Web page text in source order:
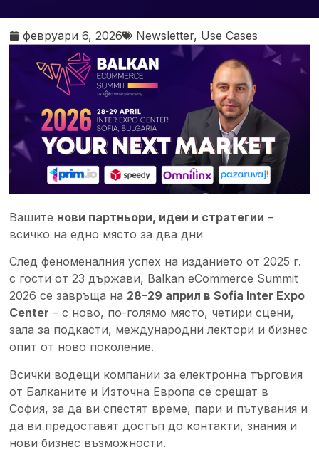
февруари 6, 2026 Newsletter, Use Cases
Вашите нови партньори, идеи и стратегии –
всичко на едно място за два дни
След феноменалния успех на изданието от 2025 г.
с гости от 23 държави, Balkan eCommerce Summit
2026 се завръща на 28–29 април в Sofia Inter Expo
Center – с ново, по-голямо място, четири сцени,
зала за подкасти, международни лектори и бизнес
опит от ново поколение.
Всички водещи компании за електронна търговия
от Балканите и Източна Европа се срещат в
София, за да ви спестят време, пари и пътувания и
да ви предоставят достъп до контакти, знания и
нови бизнес възможности.